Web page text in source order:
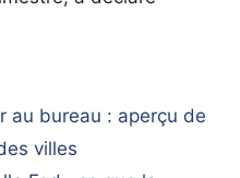
au bureau : aperçu de
villes